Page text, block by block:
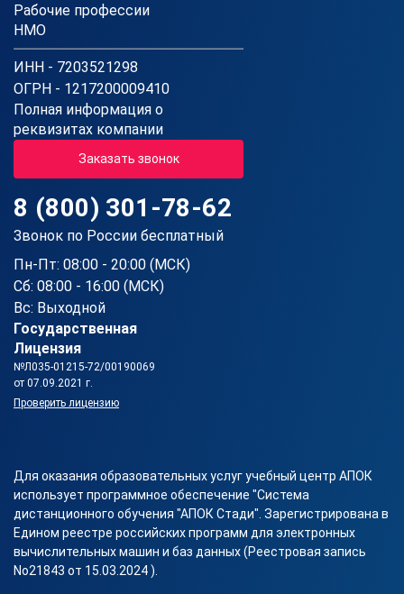
Рабочие профессии
НМО
ИНН - 7203521298
ОГРН - 1217200009410
Полная информация о
реквизитах компании
Заказать звонок
8 (800) 301-78-62
Звонок по России бесплатный
Пн-Пт: 08:00 - 20:00 (МСК)
Сб: 08:00 - 16:00 (МСК)
Вс: Выходной
Государственная
Лицензия
№Л035-01215-72/00190069
от 07.09.2021 г.
Проверить лицензию
Для оказания образовательных услуг учебный центр АПОК
использует программное обеспечение "Система
дистанционного обучения "АПОК Стади". Зарегистрирована в
Едином реестре российских программ для электронных
вычислительных машин и баз данных (Реестровая запись
No21843 от 15.03.2024 ).